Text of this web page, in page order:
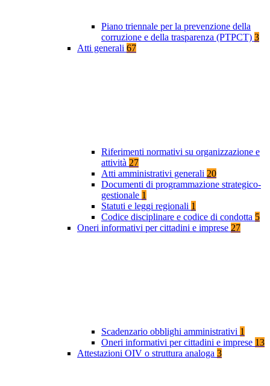
Piano triennale per la prevenzione della
corruzione e della trasparenza (PTPCT) 3
Atti generali 67
Riferimenti normativi su organizzazione e
attività 27
Atti amministrativi generali 20
Documenti di programmazione strategico-
gestionale 1
Statuti e leggi regionali 1
Codice disciplinare e codice di condotta 5
Oneri informativi per cittadini e imprese 27
Scadenzario obblighi amministrativi 1
Oneri informativi per cittadini e imprese 13
Attestazioni OIV o struttura analoga 3